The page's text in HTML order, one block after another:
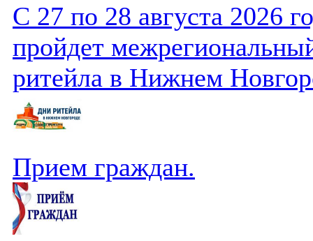
С 27 по 28 августа 2026
пройдет
ритейла в Нижнем
Прием граждан.